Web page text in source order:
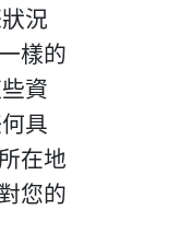
況
樣的
資
具
在地
您的